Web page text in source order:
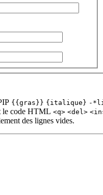
{{gras}} {italique} -
le code HTML <q> <del>
des lignes vides.